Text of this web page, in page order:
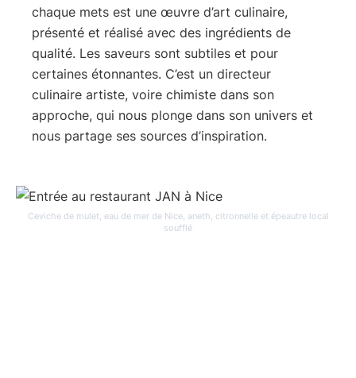
chaque mets est une œuvre d’art culinaire,
présenté et réalisé avec des ingrédients de
qualité. Les saveurs sont subtiles et pour
certaines étonnantes. C’est un directeur
culinaire artiste, voire chimiste dans son
approche, qui nous plonge dans son univers et
nous partage ses sources d’inspiration.
Ceviche de mulet, eau de mer de Nice, aneth, citronnelle et épeautre local
soufflé